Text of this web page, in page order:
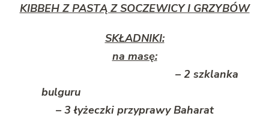
KIBBEH Z PASTĄ Z SOCZEWICY I GRZYBÓW
SKŁADNIKI:
na masę:
– 2 szklanka
bulguru
– 3 łyżeczki przyprawy Baharat